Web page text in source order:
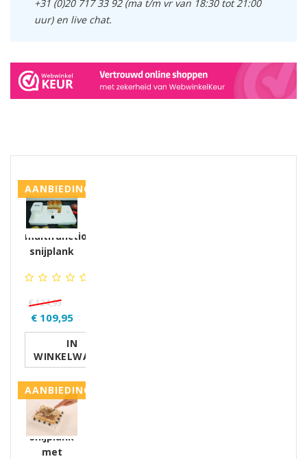
+31 (0)20 717 33 92 (ma t/m vr van 18:30 tot 21:00
uur) en live chat.
GERELATEERDE PRODUCTEN PRODUCTS
AANBIEDING
multifunctionele
snijplank
€ 124,95
€ 109,95
IN
WINKELWAGEN
AANBIEDING
Snijplank
met